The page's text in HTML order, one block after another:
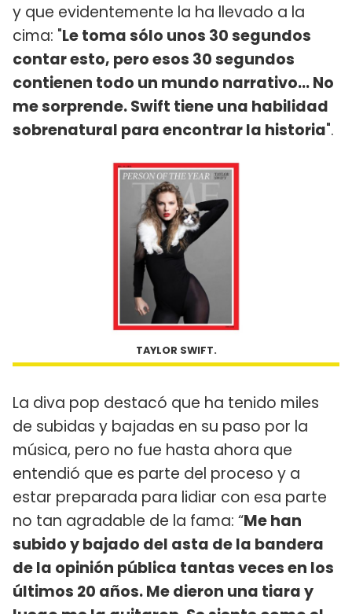
y que evidentemente la ha llevado a la
cima: "Le toma sólo unos 30 segundos
contar esto, pero esos 30 segundos
contienen todo un mundo narrativo... No
me sorprende. Swift tiene una habilidad
sobrenatural para encontrar la historia".
TAYLOR SWIFT.
La diva pop destacó que ha tenido miles
de subidas y bajadas en su paso por la
música, pero no fue hasta ahora que
entendió que es parte del proceso y a
estar preparada para lidiar con esa parte
no tan agradable de la fama: “Me han
subido y bajado del asta de la bandera
de la opinión pública tantas veces en los
últimos 20 años. Me dieron una tiara y